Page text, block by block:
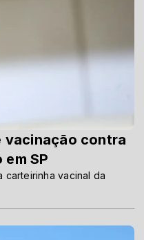
vacinação contra
SP
carteirinha vacinal da